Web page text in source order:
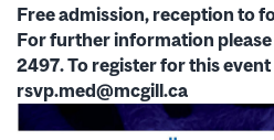
Free admission, reception to
For further information please
2497. To register for this event
rsvp.med@mcgill.ca